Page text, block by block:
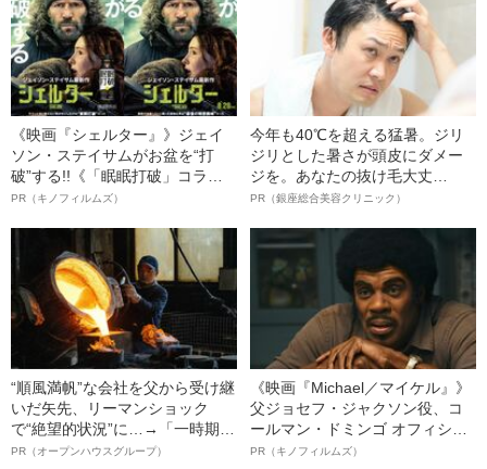
《映画『シェルター』》ジェイ
ソン・ステイサムがお盆を“打
破”する!!《「眠眠打破」コラ
ボ》
PR（キノフィルムズ）
今年も40℃を超える猛暑。ジリ
ジリとした暑さが頭皮にダメー
ジを。あなたの抜け毛大丈
夫！？
PR（銀座総合美容クリニック）
“順風満帆”な会社を父から受け継
いだ矢先、リーマンショック
で“絶望的状況”に…→「一時期は
納品3年待ち」のヒット商品を生
PR（オープンハウスグループ）
《映画『Michael／マイケル』》
父ジョセフ・ジャクソン役、コ
ールマン・ドミンゴ オフィシャ
ルインタビュー“観客を魅了した
PR（キノフィルムズ）